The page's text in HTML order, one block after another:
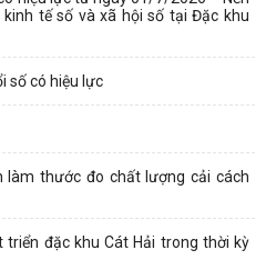
tế số và xã hội số tại Đặc khu
số có hiệu lực
làm thước đo chất lượng cải cách
đặc khu Cát Hải trong thời kỳ